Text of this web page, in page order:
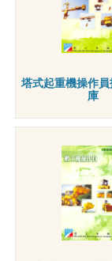
塔式起重機操作
庫